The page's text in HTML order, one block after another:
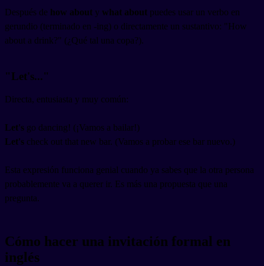
Después de how about y what about puedes usar un verbo en
gerundio (terminado en -ing) o directamente un sustantivo: "How
about a drink?" (¿Qué tal una copa?).
"Let's..."
Directa, entusiasta y muy común:
Let's go dancing! (¡Vamos a bailar!)
Let's check out that new bar. (Vamos a probar ese bar nuevo.)
Esta expresión funciona genial cuando ya sabes que la otra persona
probablemente va a querer ir. Es más una propuesta que una
pregunta.
Cómo hacer una invitación formal en
inglés